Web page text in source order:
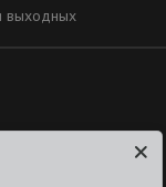
выходных